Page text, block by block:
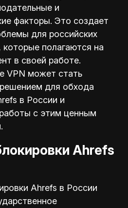
и
факторы. Это создает
для российских
которые полагаются на
в своей работе.
VPN может стать
для обхода
в России и
с этим ценным
Ahrefs
Ahrefs в России